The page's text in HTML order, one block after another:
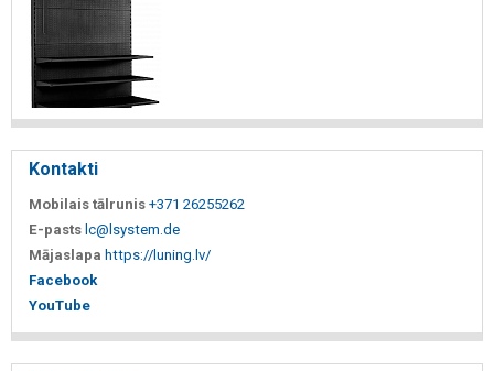
Kontakti
Mobilais tālrunis +371 26255262
E-pasts lc@lsystem.de
Mājaslapa https://luning.lv/
Facebook
YouTube